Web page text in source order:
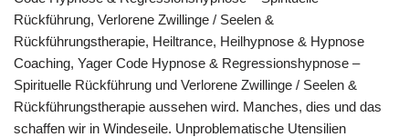
Rückführung, Verlorene Zwillinge / Seelen &
Rückführungstherapie, Heiltrance, Heilhypnose & Hypnose
Coaching, Yager Code Hypnose & Regressionshypnose –
Spirituelle Rückführung und Verlorene Zwillinge / Seelen &
Rückführungstherapie aussehen wird. Manches, dies und das
schaffen wir in Windeseile. Unproblematische Utensilien